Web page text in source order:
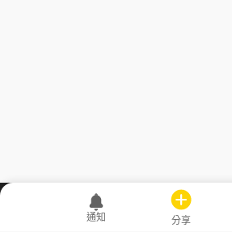
職場透明化運動
通知 分享